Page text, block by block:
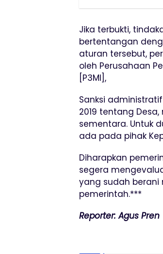
Jika terbukti,
bertentangan
aturan tersebut,
oleh Perusahaan
[P3MI],
Sanksi
2019 tentang
sementara. Untuk
ada pada pihak
Diharapkan
segera
yang sudah berani
pemerintah.***
Reporter: Agus Pren